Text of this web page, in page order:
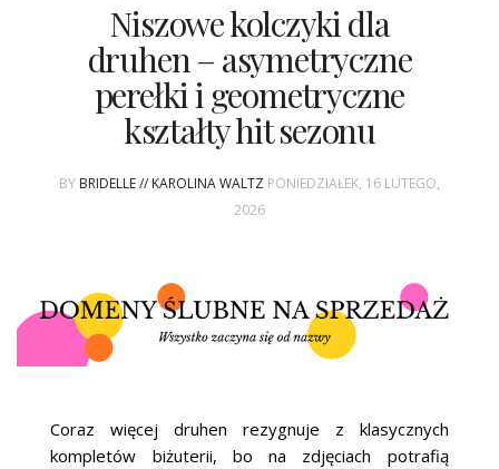
Niszowe kolczyki dla
druhen – asymetryczne
perełki i geometryczne
kształty hit sezonu
BY BRIDELLE // KAROLINA WALTZ PONIEDZIAŁEK, 16 LUTEGO,
2026
Coraz więcej druhen rezygnuje z klasycznych
kompletów biżuterii, bo na zdjęciach potrafią